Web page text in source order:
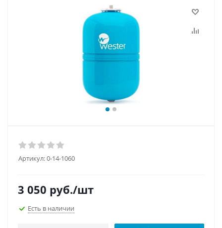
Артикул:0-14-1060
3 050 руб./шт
Есть в наличии